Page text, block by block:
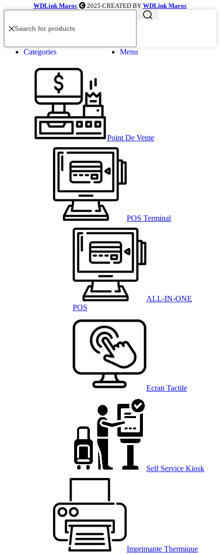
WDLink Maroc 2025 CREATED BY WDLink Maroc
Menu
Categories
Point De Vente
POS Terminal
ALL-IN-ONE
POS
Ecran Tactile
Self Service Kiosk
Imprimante Thermique